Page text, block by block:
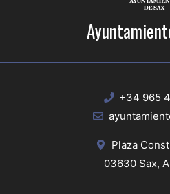
+34 965
Plaza
03630 Sax,